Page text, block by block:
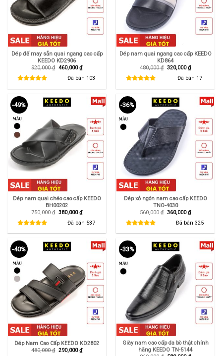
Dép đế may sẵn quai ngang cao cấp
KEEDO KD2906
920,000₫ Giá
460,000₫Giá
hiện
tại
Đã bán 103
Dép nam quai ngang cao cấp KEEDO
KD864
480,000₫ Giá
320,000₫Giá
hiện
tại
Đã bán 17
-49%
Dép nam quai chéo cao cấp KEEDO
BH00202
750,000₫ Giá
750,000 ₫.
380,000₫Giá
hiện
tại
là:
380,000 ₫.
Đã bán 537
-36%
Dép xỏ ngón nam cao cấp KEEDO
TNO-4030
560,000₫ Giá
560,000 ₫.
360,000₫Giá
hiện
tại
là:
360,000 ₫.
Đã bán 325
-40%
Dép Nam Cao Cấp KEEDO KD2802
480,000₫ Giá
290,000₫Giá
-33%
Giày nam cao cấp da bò thật chính
hãng KEEDO TN-5144